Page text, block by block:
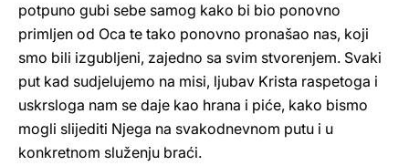
potpuno gubi sebe samog kako bi bio ponovno
primljen od Oca te tako ponovno pronašao nas, koji
smo bili izgubljeni, zajedno sa svim stvorenjem. Svaki
put kad sudjelujemo na misi, ljubav Krista raspetoga i
uskrsloga nam se daje kao hrana i piće, kako bismo
mogli slijediti Njega na svakodnevnom putu i u
konkretnom služenju braći.